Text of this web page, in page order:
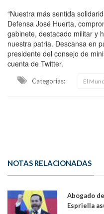
“Nuestra más sentida
Defensa José Huerta,
gabinete, destacado militar y
nuestra patria. Descansa en
presidente del consejo de
cuenta de Twitter.
Categorias: El
NOTAS RELACIONADAS
Abogado
Espriella